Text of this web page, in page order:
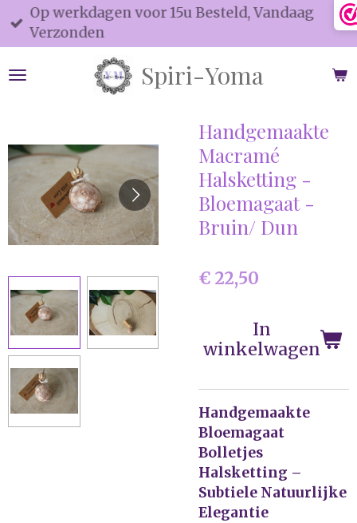
Ga
direct
de
Spiri-Yoma
Op werkdagen voor 15u Besteld, Vandaag
Verzonden
Handgemaakte
Macramé
Halsketting -
Bloemagaat -
Bruin/ Dun
€ 22,50
In
winkelwagen
Handgemaakte
Bloemagaat
Bolletjes
Halsketting –
Subtiele Natuurlijke
Elegantie